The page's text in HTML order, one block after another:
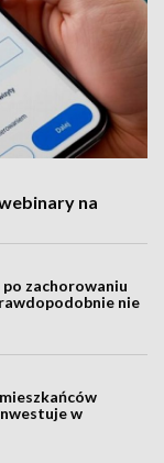
na
zachorowaniu
nie
w